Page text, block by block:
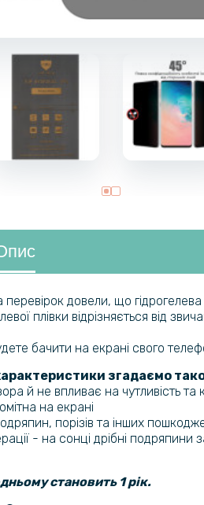
перевірок довели, що
плівки відрізняється від
бачити на екрані свого
згадаємо
й не впливає на чутливість та
на екрані
порізів та інших
- на сонці дрібні подряпини
становить 1 рік.